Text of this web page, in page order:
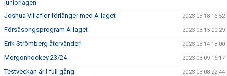
juniorlagen
Joshua Villaflor förlänger med A-laget 2023-08-18 16:52
Försäsongsprogram A-laget 2023-08-15 00:29
Erik Strömberg återvänder! 2023-08-14 18:00
Morgonhockey 23/24 2023-08-09 16:17
Testveckan är i full gång 2023-08-08 22:44